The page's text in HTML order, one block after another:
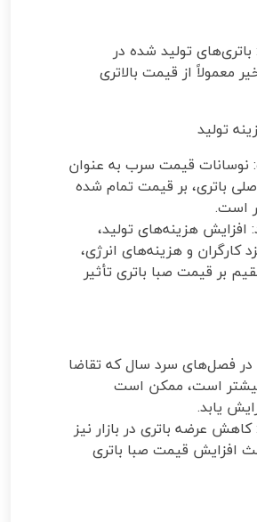
باتری‌های تولید شده در
معمولاً از قیمت بالاتری
تولید
قیمت سرب به عنوان
باتری، بر قیمت تمام شده
است.
افزایش هزینه‌های تولید،
کارگران و هزینه‌های انرژی،
بر قیمت صبا باتری تأثیر
فصل‌های سرد سال که تقاضا
بیشتر است، ممکن است
یابد.
عرضه باتری در بازار نیز
افزایش قیمت صبا باتری